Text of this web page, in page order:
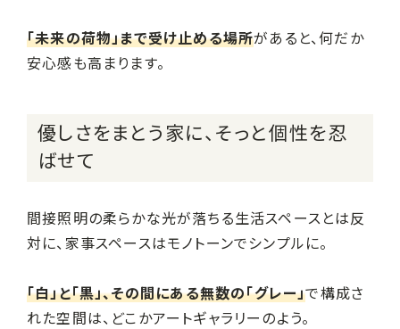
「未来の荷物」まで受け止める場所があると、何だか
安心感も高まります。
優しさをまとう家に、そっと個性を忍
ばせて
間接照明の柔らかな光が落ちる生活スペースとは反
対に、家事スペースはモノトーンでシンプルに。
「白」と「黒」、その間にある無数の「グレー」で構成さ
れた空間は、どこかアートギャラリーのよう。